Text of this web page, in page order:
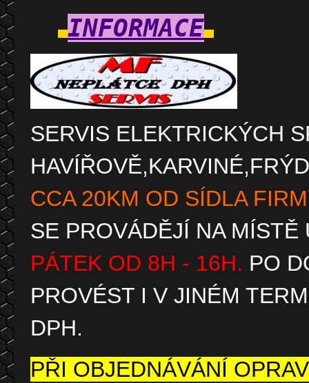
INFORMACE
SERVIS ELEKTRICKÝCH
CCA 20KM OD SÍDLA
SE PROVÁDĚJÍ NA
PÁTEK OD 8H - 16H. PO
PROVÉST I V JINÉM
DPH.
PŘI OBJEDNÁVÁNÍ